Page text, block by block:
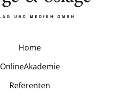
Home
OnlineAkademie
Referenten